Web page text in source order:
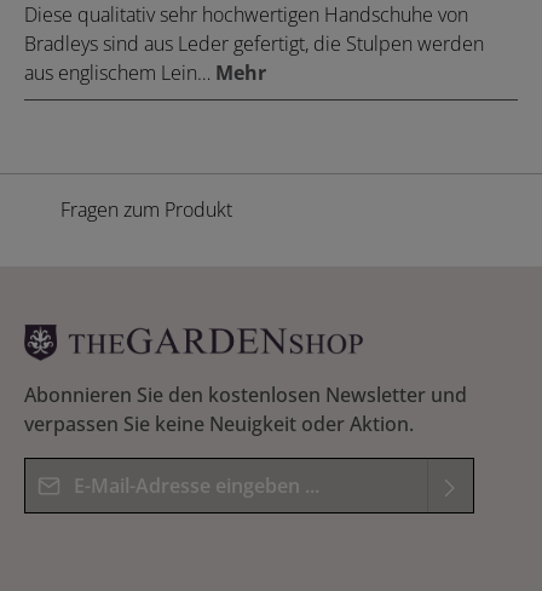
Diese qualitativ sehr hochwertigen Handschuhe von
Bradleys sind aus Leder gefertigt, die Stulpen werden
aus englischem Lein… Mehr
Fragen zum Produkt
Abonnieren Sie den kostenlosen Newsletter und
verpassen Sie keine Neuigkeit oder Aktion.
E-Mail-Adresse*